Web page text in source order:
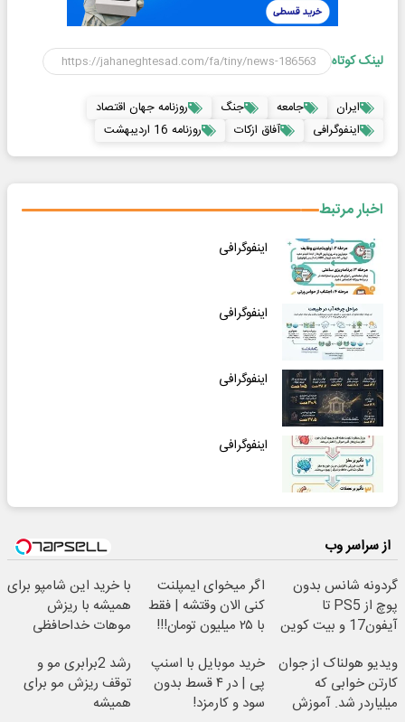
لینک کوتاه
ایران جامعه جنگ
روزنامه جهان اقتصاد
اینفوگرافی
آفاق ازکات روزنامه 16 اردیبهشت
اخبار مرتبط
اینفوگرافی
اینفوگرافی
اینفوگرافی
اینفوگرافی
از سراسر وب
گردونه شانس بدون
پوچ از PS5 تا
آیفون17 و بیت کوین
اگر میخوای ایمپلنت
کنی الان وقتشه | فقط
با ۲۵ میلیون تومان!!!
با خرید این شامپو برای
همیشه با ریزش
موهات خداحافظی
ویدیو هولناک از جوان
کارتن خوابی که
میلیاردر شد. آموزش
خرید موبایل با اسنپ
پی | در ۴ قسط بدون
سود و کارمزد!
رشد 2برابری مو و
توقف ریزش مو برای
همیشه